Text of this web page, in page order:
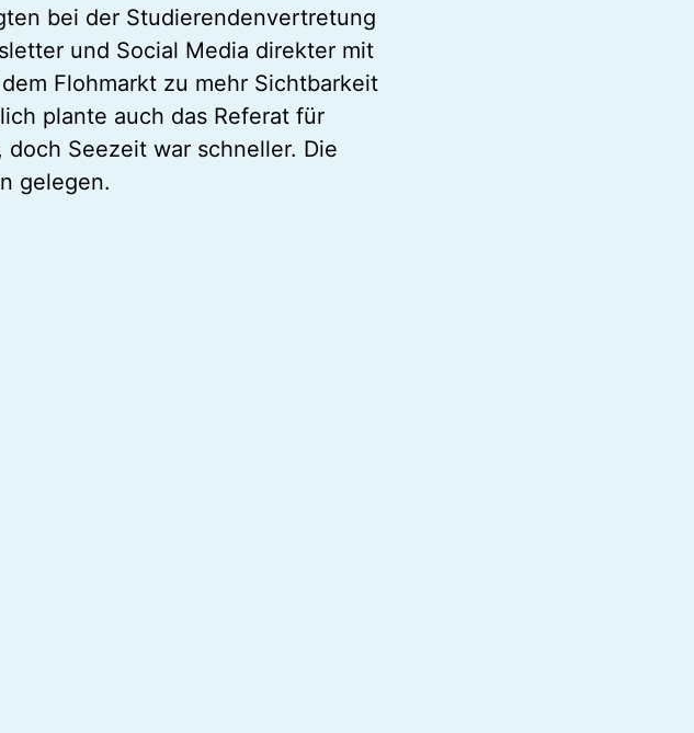
bei der Studierendenvertretung
und Social Media direkter mit
Flohmarkt zu mehr Sichtbarkeit
plante auch das Referat für
Seezeit war schneller. Die
gelegen.